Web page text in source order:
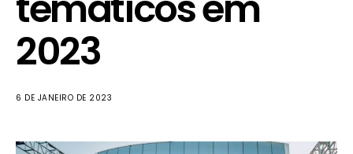
2023
6 DE JANEIRO DE 2023